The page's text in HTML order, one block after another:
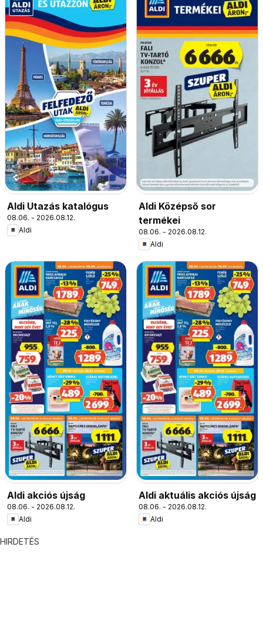
Aldi Utazás katalógus
08.06. - 2026.08.12.
Aldi
Aldi Középső sor
termékei
08.06. - 2026.08.12.
Aldi
Aldi akciós újság
08.06. - 2026.08.12.
Aldi
Aldi aktuális akciós újság
08.06. - 2026.08.12.
Aldi
HIRDETÉS